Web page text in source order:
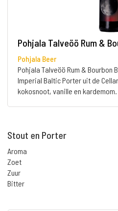
Pohjala Talveöö Rum &
Pohjala Beer
Pohjala Talveöö Rum & Bourbon
Imperial Baltic Porter uit de
kokosnoot, vanille en kardemom.
Stout en Porter
Aroma
Zoet
Zuur
Bitter